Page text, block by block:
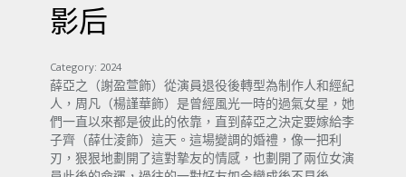
影后
Category: 2024
薛亞之（謝盈萱飾）從演員退役後轉型為制作人和經紀
人，周凡（楊謹華飾）是曾經風光一時的過氣女星，她
們一直以來都是彼此的依靠，直到薛亞之決定要嫁給李
子齊（薛仕淩飾）這天。這場變調的婚禮，像一把利
刃，狠狠地劃開了這對摯友的情感，也劃開了兩位女演